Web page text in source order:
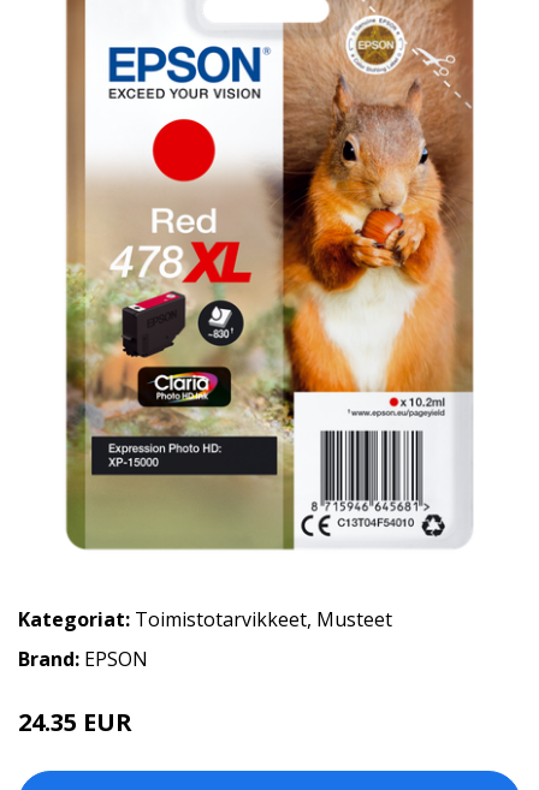
Kategoriat: Toimistotarvikkeet, Musteet
Brand: EPSON
24.35 EUR